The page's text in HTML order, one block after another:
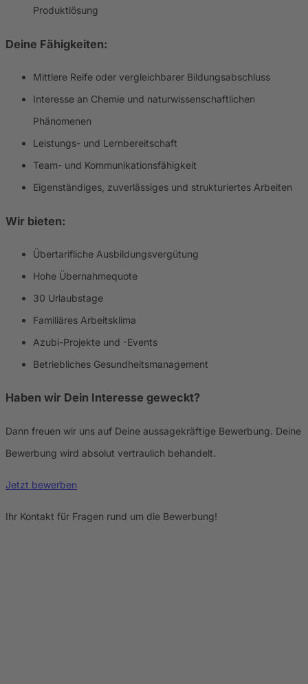
Produktlösung
Deine Fähigkeiten:
Mittlere Reife oder vergleichbarer Bildungsabschluss
Interesse an Chemie und naturwissenschaftlichen
Phänomenen
Leistungs- und Lernbereitschaft
Team- und Kommunikationsfähigkeit
Eigenständiges, zuverlässiges und strukturiertes Arbeiten
Wir bieten:
Übertarifliche Ausbildungsvergütung
Hohe Übernahmequote
30 Urlaubstage
Familiäres Arbeitsklima
Azubi-Projekte und -Events
Betriebliches Gesundheitsmanagement
Haben wir Dein Interesse geweckt?
Dann freuen wir uns auf Deine aussagekräftige Bewerbung. Deine
Bewerbung wird absolut vertraulich behandelt.
Jetzt bewerben
Ihr Kontakt für Fragen rund um die Bewerbung!